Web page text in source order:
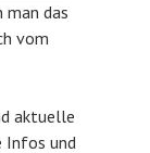
man das
vom
aktuelle
Infos und